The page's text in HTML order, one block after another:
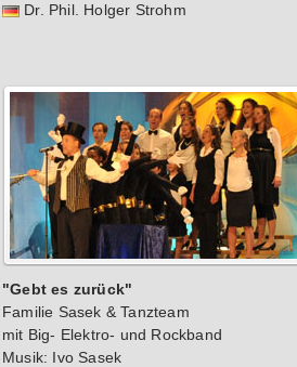
Dr. Phil. Holger Strohm
"Gebt es zurück"
Familie Sasek & Tanzteam
mit Big- Elektro- und Rockband
Musik: Ivo Sasek